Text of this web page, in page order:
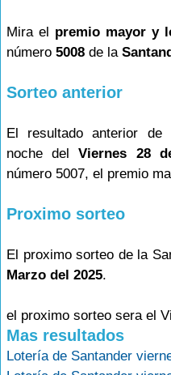
Mira el premio mayor y
número 5008 de la
Sorteo anterior
El resultado anterior de
noche delViernes 28
número 5007, el premio
Proximo sorteo
El proximo sorteo de la
Marzo del 2025.
el proximo sorteo sera el
Mas resultados
Lotería de Santander